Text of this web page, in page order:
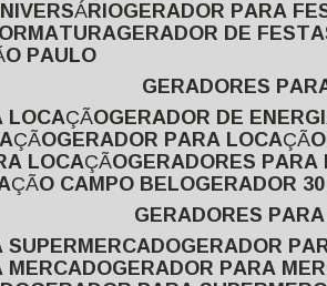
GERADOR PARA
GERADOR DE
PAULO
GERADORES
LOCAÇÃO GERADOR DE
GERADOR PARA LOCAÇÃO
LOCAÇÃO GERADORES
CAMPO BELO GERADOR
GERADORES
SUPERMERCADO GERADOR
MERCADO GERADOR PARA